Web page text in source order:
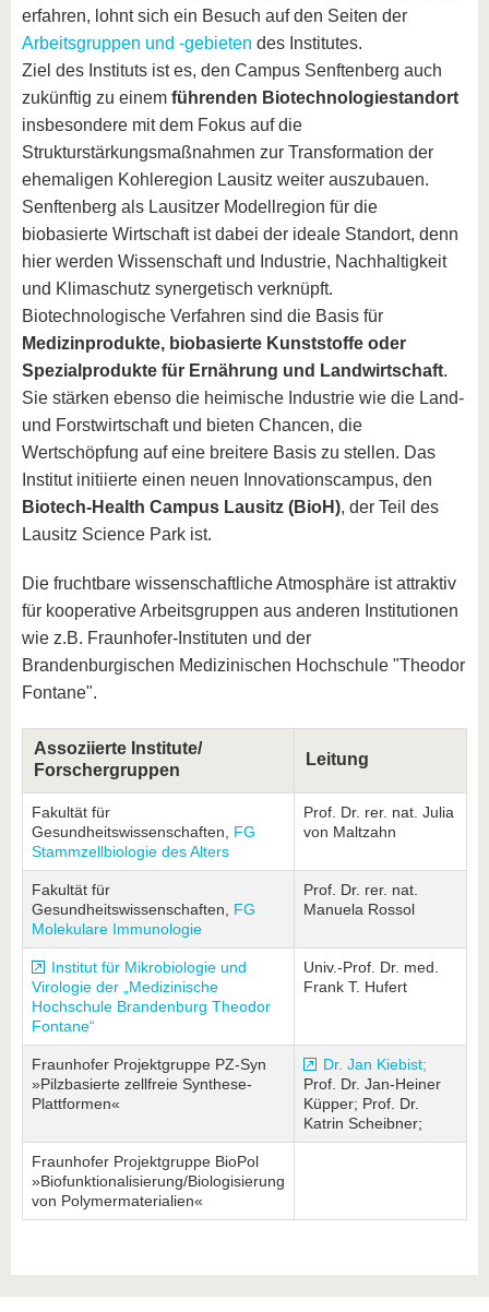
erfahren, lohnt sich ein Besuch auf den Seiten der
Arbeitsgruppen und -gebieten des Institutes.
Ziel des Instituts ist es, den Campus Senftenberg auch
zukünftig zu einem führenden Biotechnologiestandort
insbesondere mit dem Fokus auf die
Strukturstärkungsmaßnahmen zur Transformation der
ehemaligen Kohleregion Lausitz weiter auszubauen.
Senftenberg als Lausitzer Modellregion für die
biobasierte Wirtschaft ist dabei der ideale Standort, denn
hier werden Wissenschaft und Industrie, Nachhaltigkeit
und Klimaschutz synergetisch verknüpft.
Biotechnologische Verfahren sind die Basis für
Medizinprodukte, biobasierte Kunststoffe oder
Spezialprodukte für Ernährung und Landwirtschaft.
Sie stärken ebenso die heimische Industrie wie die Land-
und Forstwirtschaft und bieten Chancen, die
Wertschöpfung auf eine breitere Basis zu stellen. Das
Institut initiierte einen neuen Innovationscampus, den
Biotech-Health Campus Lausitz (BioH), der Teil des
Lausitz Science Park ist.
Die fruchtbare wissenschaftliche Atmosphäre ist attraktiv
für kooperative Arbeitsgruppen aus anderen Institutionen
wie z.B. Fraunhofer-Instituten und der
Brandenburgischen Medizinischen Hochschule "Theodor
Fontane".
Assoziierte Institute/
Forschergruppen
Leitung
Fakultät für
Gesundheitswissenschaften, FG
Stammzellbiologie des Alters
Prof. Dr. rer. nat. Julia
von Maltzahn
Fakultät für
Gesundheitswissenschaften, FG
Molekulare Immunologie
Prof. Dr. rer. nat.
Manuela Rossol
Institut für Mikrobiologie und
Virologie der „Medizinische
Hochschule Brandenburg Theodor
Fontane“
Univ.-Prof. Dr. med.
Frank T. Hufert
Fraunhofer Projektgruppe PZ-Syn
»Pilzbasierte zellfreie Synthese-
Plattformen«
Dr. Jan Kiebist;
Prof. Dr. Jan-Heiner
Küpper; Prof. Dr.
Katrin Scheibner;
Fraunhofer Projektgruppe BioPol
»Biofunktionalisierung/Biologisierung
von Polymermaterialien«